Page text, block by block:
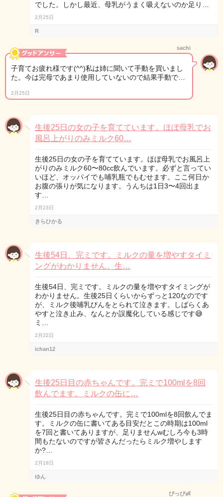
でした。しかし最近、母乳がうまく吸えないのか足り…
2月25日
R
sachi
子育てお疲れ様です(^^)私は姉に聞いて手動を買いまし
た。今は完母であまり使用していないので結果手動で…
2月25日
生後25日の女の子を育てています。ほぼ母乳でお
風呂上がりのみミルク60…
生後25日の女の子を育てています。ほぼ母乳でお風呂上
がりのみミルク60〜80cc飲んでいます。必ずと言ってい
いほど、オッパイでも哺乳瓶でもむせます。ここ何日か
お腹の張りが気になります。うんちは1日3〜4回出ま
す…
2月23日
きらひかる
生後54日、完ミです。ミルクの量を増やすタイミ
ングがわかりません。生…
生後54日、完ミです。ミルクの量を増やすタイミングが
わかりません。生後25日くらいからずっと120なのです
が、ミルク後哺乳びんをとられて泣きます。しばらくあ
やすと泣き止み、なんとか誤魔化している感じです😅
ミ…
2月22日
ichan12
生後25日目の赤ちゃんです。完ミで100mlを8回
飲んでます。ミルクの缶に…
生後25日目の赤ちゃんです。完ミで100mlを8回飲んでま
す。ミルクの缶に書いてある目安だとこの時期は100ml
を7回と書いてありますが、足りませんwむしろ今も3時
間もたないのですが皆さんだったらミルク増やします
か?…
2月18日
ゆん
ぴっぴ👶